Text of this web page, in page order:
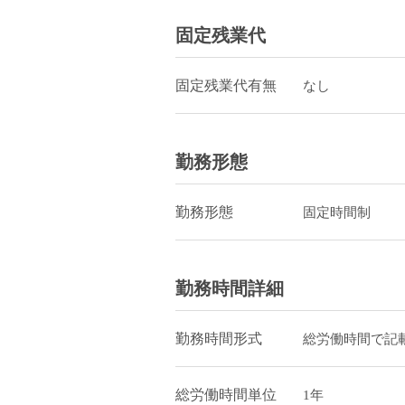
固定残業代
固定残業代有無 なし
勤務形態
勤務形態 固定時間制
勤務時間詳細
勤務時間形式 総労働時間で記
総労働時間単位 1年